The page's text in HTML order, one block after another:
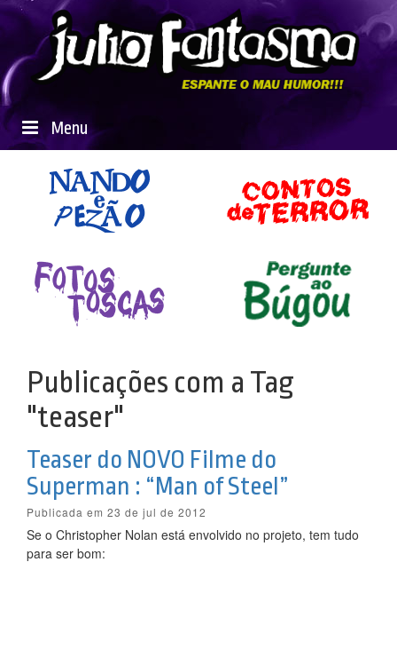
Menu
Publicações com a Tag
"teaser"
Teaser do NOVO Filme do
Superman : “Man of Steel”
Publicada em 23 de jul de 2012
Se o Christopher Nolan está envolvido no projeto, tem tudo
para ser bom: